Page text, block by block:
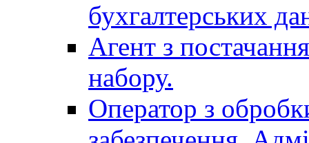
бухгалтерських
Агент з
набору.
Оператор з